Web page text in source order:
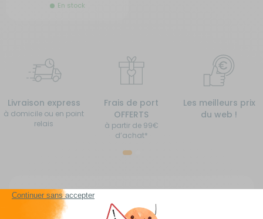
En stock
Livraison express
à domicile ou en point
relais
Frais de port
OFFERTS
à partir de 99€
d’achat*
Les meilleurs prix
du web !
Mobilier camping pour camping-car, caravane,
fourgon aménagé, van aménagé et bateau